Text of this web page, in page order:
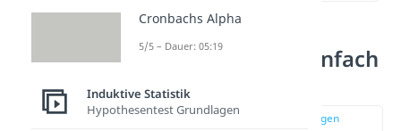
Cronbachs Alpha einfach
erklärt
zur Stelle im Video springen
Cronbachs Alpha
5/5 – Dauer: 05:19
Induktive Statistik
Hypothesentest Grundlagen